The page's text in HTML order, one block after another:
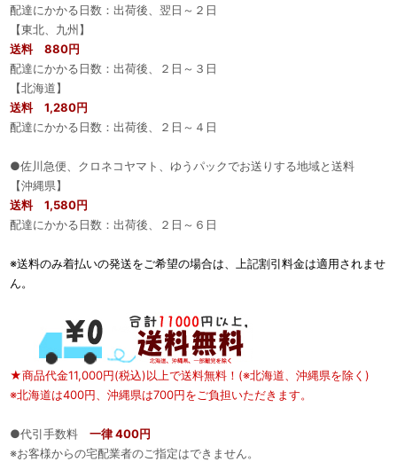
配達にかかる日数：出荷後、翌日～２日
【東北、九州】
送料 880円
配達にかかる日数：出荷後、２日～３日
【北海道】
送料 1,280円
配達にかかる日数：出荷後、２日～４日
●佐川急便、クロネコヤマト、ゆうパックでお送りする地域と送料
【沖縄県】
送料 1,580円
配達にかかる日数：出荷後、２日～６日
※送料のみ着払いの発送をご希望の場合は、上記割引料金は適用されませ
ん。
★商品代金11,000円(税込)以上で送料無料！(※北海道、沖縄県を除く)
※北海道は400円、沖縄県は700円をご負担いただきます。
●代引手数料 一律 400円
※お客様からの宅配業者のご指定はできません。